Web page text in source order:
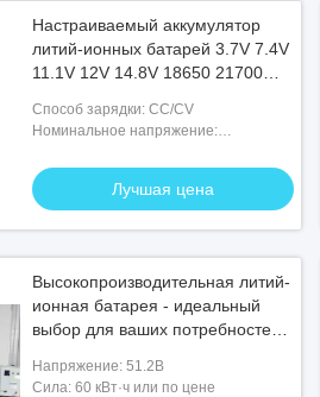
Настраиваемый аккумулятор
литий-ионных батарей 3.7V 7.4V
11.1V 12V 14.8V 18650 21700
батареи
Способ зарядки: CC/CV
Номинальное напряжение:
Лучшая цена
Высокопроизводительная литий-
ионная батарея - идеальный
выбор для ваших потребностей в
Напряжение: 51.2В
Сила: 60 кВт·ч или по цене